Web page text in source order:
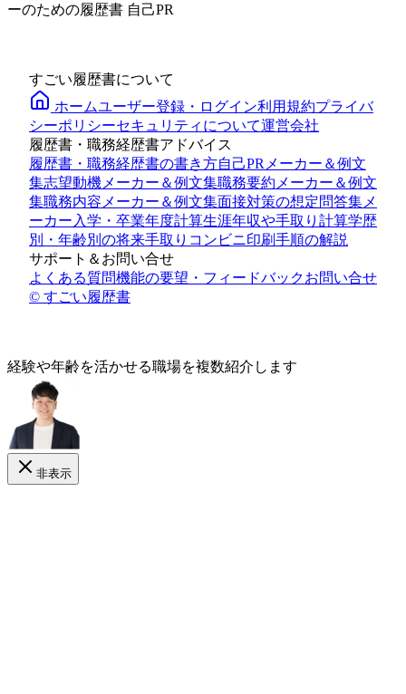
ーのための履歴書 自己PR
すごい履歴書について
ホームユーザー登録・ログイン利用規約プライバ
シーポリシーセキュリティについて運営会社
履歴書・職務経歴書アドバイス
履歴書・職務経歴書の書き方自己PRメーカー＆例文
集志望動機メーカー＆例文集職務要約メーカー＆例文
集職務内容メーカー＆例文集面接対策の想定問答集メ
ーカー入学・卒業年度計算生涯年収や手取り計算学歴
別・年齢別の将来手取り コンビニ印刷手順の解説
サポート＆お問い合せ
よくある質問機能の要望・フィードバックお問い合せ
© すごい履歴書
経験や年齢を活かせる職場を複数紹介します
非表示